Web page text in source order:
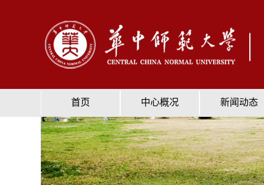
首页 中心概况 新闻动态